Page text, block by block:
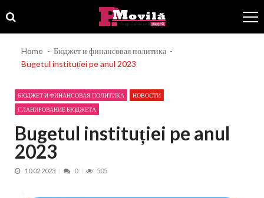
to
navigation
to
content
Home
Бюджет и финансовая политика
Bugetul instituției pe anul 2023
БЮДЖЕТ И ФИНАНСОВАЯ ПОЛИТИКА
НОВОСТИ
ПЛАНИРОВАНИЕ БЮДЖЕТА
Bugetul instituției pe anul
2023
10.02.2023 0 505